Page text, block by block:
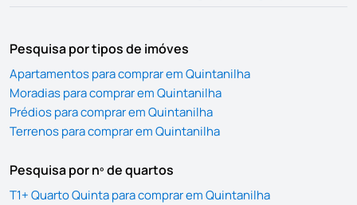
Pesquisa por tipos de imóves
Apartamentos para comprar em Quintanilha
Moradias para comprar em Quintanilha
Prédios para comprar em Quintanilha
Terrenos para comprar em Quintanilha
Pesquisa por nº de quartos
T1+ Quarto Quinta para comprar em Quintanilha